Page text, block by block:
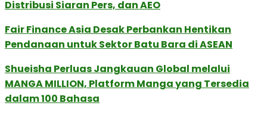
Distribusi Siaran Pers, dan AEO
Fair Finance Asia Desak Perbankan Hentikan
Pendanaan untuk Sektor Batu Bara di ASEAN
Shueisha Perluas Jangkauan Global melalui
MANGA MILLION, Platform Manga yang Tersedia
dalam 100 Bahasa